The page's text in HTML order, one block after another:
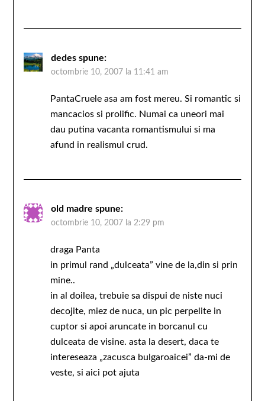
dedes spune:
octombrie 10, 2007 la 11:41 am
PantaCruele asa am fost mereu. Si romantic si
mancacios si prolific. Numai ca uneori mai
dau putina vacanta romantismului si ma
afund in realismul crud.
old madre spune:
octombrie 10, 2007 la 2:29 pm
draga Panta
in primul rand „dulceata” vine de la,din si prin
mine..
in al doilea, trebuie sa dispui de niste nuci
decojite, miez de nuca, un pic perpelite in
cuptor si apoi aruncate in borcanul cu
dulceata de visine. asta la desert, daca te
intereseaza „zacusca bulgaroaicei” da-mi de
veste, si aici pot ajuta